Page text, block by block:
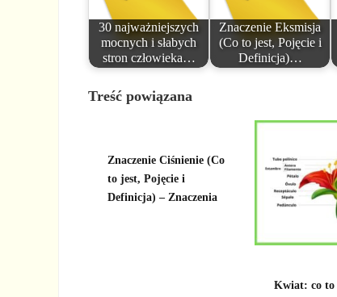
30 najważniejszych
mocnych i słabych
stron człowieka…
Znaczenie Eksmisja
(Co to jest, Pojęcie i
Definicja)…
Treść powiązana
Znaczenie Ciśnienie (Co
to jest, Pojęcie i
Definicja) – Znaczenia
Kwiat: co to